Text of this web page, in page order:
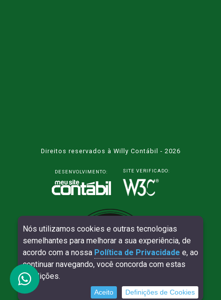
Direitos reservados à Willy Contábil - 2026
DESENVOLVIMENTO: SITE VERIFICADO:
Nós utilizamos cookies e outras tecnologias
semelhantes para melhorar a sua experiência, de
acordo com a nossa Política de Privacidade e, ao
continuar navegando, você concorda com estas
condições.
Aceito Definições de Cookies